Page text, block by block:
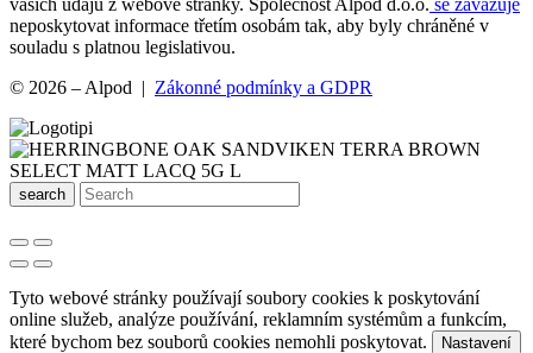
vašich údajů z webové stránky. Společnost Alpod d.o.o. se zavazuje
neposkytovat informace třetím osobám tak, aby byly chráněné v
souladu s platnou legislativou.
© 2026 – Alpod | Zákonné podmínky a GDPR
search
Tyto webové stránky používají soubory cookies k poskytování
online služeb, analýze používání, reklamním systémům a funkcím,
které bychom bez souborů cookies nemohli poskytovat.
Nastavení